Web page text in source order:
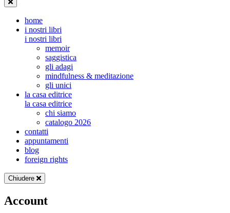
home
i nostri libri
i nostri libri
memoir
saggistica
gli adagi
mindfulness & meditazione
gli unici
la casa editrice
la casa editrice
chi siamo
catalogo 2026
contatti
appuntamenti
blog
foreign rights
Chiudere
Account